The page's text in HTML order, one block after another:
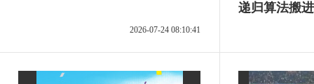
2026-07-24 08:10:41
递归算法搬